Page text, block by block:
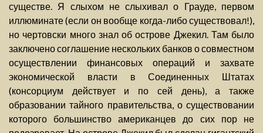
существе. Я слыхом не слыхивал о Грауде, первом
иллюминате (если он вообще когда-либо существовал!),
но чертовски много знал об острове Джекил. Там было
заключено соглашение нескольких банков о совместном
осуществлении финансовых операций и захвате
экономической власти в Соединенных Штатах
(консорциум действует и по сей день), а также
образовании тайного правительства, о существовании
которого большинство американцев до сих пор не